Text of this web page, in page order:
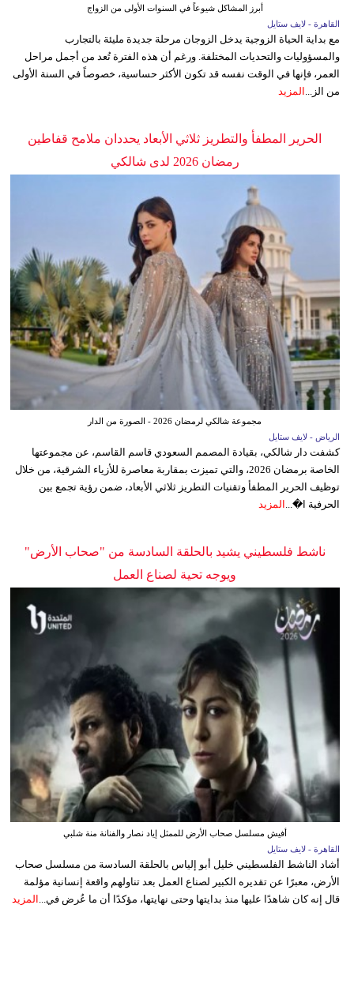
أبرز المشاكل شيوعاً في السنوات الأولى من الزواج
القاهرة - لايف ستايل
مع بداية الحياة الزوجية يدخل الزوجان مرحلة جديدة مليئة بالتجارب
والمسؤوليات والتحديات المختلفة. ورغم أن هذه الفترة تُعد من أجمل مراحل
العمر، فإنها في الوقت نفسه قد تكون الأكثر حساسية، خصوصاً في السنة الأولى
من الز...
المزيد
الحرير المطفأ والتطريز ثلاثي الأبعاد يحددان ملامح قفاطين
رمضان 2026 لدى شالكي
مجموعة شالكي لرمضان 2026 - الصورة من الدار
الرياض - لايف ستايل
كشفت دار شالكي، بقيادة المصمم السعودي قاسم القاسم، عن مجموعتها
الخاصة برمضان 2026، والتي تميزت بمقاربة معاصرة للأزياء الشرقية، من خلال
توظيف الحرير المطفأ وتقنيات التطريز ثلاثي الأبعاد، ضمن رؤية تجمع بين
الحرفية ا�... المزيد
ناشط فلسطيني يشيد بالحلقة السادسة من "صحاب الأرض"
ويوجه تحية لصناع العمل
أفيش مسلسل صحاب الأرض للممثل إياد نصار والفنانة منة شلبي
القاهرة - لايف ستايل
أشاد الناشط الفلسطيني خليل أبو إلياس بالحلقة السادسة من مسلسل صحاب
الأرض، معبرًا عن تقديره الكبير لصناع العمل بعد تناولهم واقعة إنسانية مؤلمة
قال إنه كان شاهدًا عليها منذ بدايتها وحتى نهايتها، مؤكدًا أن ما عُرض في... المزيد